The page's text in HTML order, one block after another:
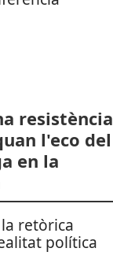
resistència
l'eco del
en la
retòrica
política